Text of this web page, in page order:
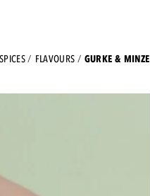
FLAVOURS GURKE & MINZE